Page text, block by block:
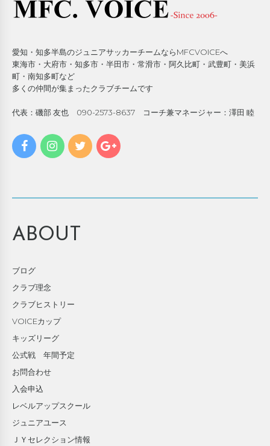
愛知・知多半島のジュニアサッカーチームならMFCVOICEへ
東海市・大府市・知多市・半田市・常滑市・阿久比町・武豊町・美浜
町・南知多町など
多くの仲間が集まったクラブチームです
代表：磯部 友也 090-2573-8637 コーチ兼マネージャー：澤田 睦
ABOUT
ブログ
クラブ理念
クラブヒストリー
VOICEカップ
キッズリーグ
公式戦 年間予定
お問合わせ
入会申込
レベルアップスクール
ジュニアユース
ＪＹセレクション情報